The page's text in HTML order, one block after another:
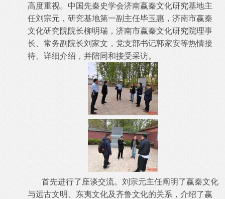
高度重视。中国先秦史学会济南嬴秦文化研究基地主
任刘宗元，研究基地第一副主任毕玉惠，济南市嬴秦
文化研究院院长柳明瑞，济南市嬴秦文化研究院理事
长、常务副院长刘家文，党支部书记郭家安等热情接
待、详细介绍，并陪同和接受采访。
首先进行了座谈交流。刘宗元主任阐明了嬴秦文化
与远古文明、东夷文化及齐鲁文化的关系，介绍了嬴